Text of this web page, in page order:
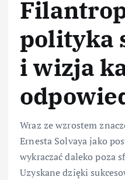
polityka
i wizja
Wraz ze wzrostem
Ernesta Solvaya jako
wykraczać daleko poza
Uzyskane dzięki